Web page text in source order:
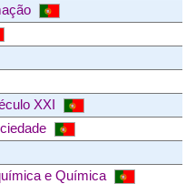
XXI
e Química